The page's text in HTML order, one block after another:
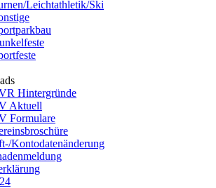
Leichtathletik/Ski
Hintergründe
Aktuell
Formulare
Kontodatenänderung